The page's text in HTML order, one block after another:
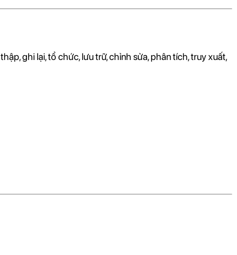
ghi lại, tổ chức, lưu trữ, chỉnh sửa, phân tích, truy xuất,